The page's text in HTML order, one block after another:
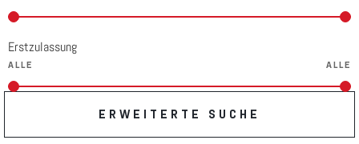
Erstzulassung
ERWEITERTE SUCHE